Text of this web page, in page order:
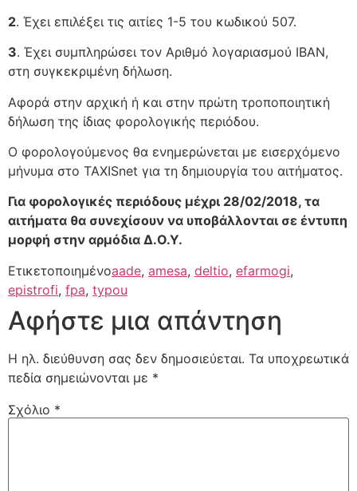
2. Έχει επιλέξει τις αιτίες 1-5 του κωδικού 507.
3. Έχει συμπληρώσει τον Αριθμό λογαριασμού IBAN,
στη συγκεκριμένη δήλωση.
Αφορά στην αρχική ή και στην πρώτη τροποποιητική
δήλωση της ίδιας φορολογικής περιόδου.
O φορολογούμενος θα ενημερώνεται με εισερχόμενο
μήνυμα στο TAXISnet για τη δημιουργία του αιτήματος.
Για φορολογικές περιόδους μέχρι 28/02/2018, τα
αιτήματα θα συνεχίσουν να υποβάλλονται σε έντυπη
μορφή στην αρμόδια Δ.Ο.Υ.
Ετικετοποιημένοaade, amesa, deltio, efarmogi,
epistrofi, fpa, typou
Αφήστε μια απάντηση
Η ηλ. διεύθυνση σας δεν δημοσιεύεται. Τα υποχρεωτικά
πεδία σημειώνονται με *
Σχόλιο *